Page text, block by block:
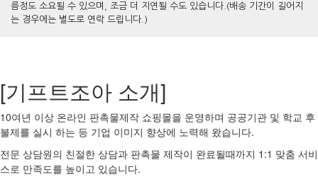
름정도 소요될 수 있으며, 조금 더 지연될 수도 있습니다.(배송 기간이 길어지
는 경우에는 별도로 연락 드립니다.)
[기프트조아 소개]
10여년 이상 온라인 판촉물제작 쇼핑몰을 운영하며 공공기관 및 학교 후
불제를 실시 하는 등 기업 이미지 향상에 노력해 왔습니다.
전문 상담원의 친절한 상담과 판촉물 제작이 완료될때까지 1:1 맞춤 서비
스로 만족도를 높이고 있습니다.